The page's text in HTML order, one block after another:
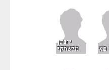
כץ
יונתן
מישרקי